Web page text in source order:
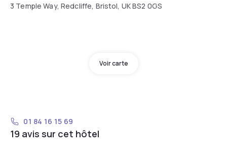
3 Temple Way, Redcliffe, Bristol, UK BS2 0GS
Voir carte
01 84 16 15 69
19 avis sur cet hôtel